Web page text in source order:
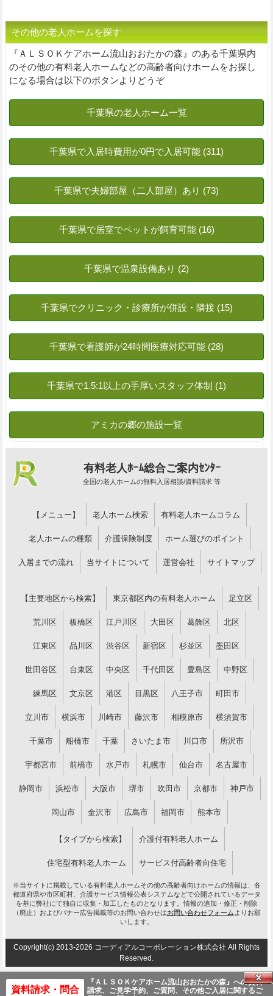
その他の老人ホームを探す
『ＡＬＳＯＫケアホーム流山おおたかの森』のある千葉県内
のその他の有料老人ホームなどの高齢者向けホームをお探し
になる場合は以下のボタンよりどうぞ
有料老人ﾎｰﾑ総合ご案内ｾﾝﾀｰ
全国の老人ホームの無料入居相談/資料請求 等
【メニュー】 老人ホーム検索 有料老人ホームコラム
老人ホームの種類 介護保険制度 ホーム選びのポイント
入居までの流れ 当サイトについて 運営会社 サイトマップ
【主要地区から検索】 東京都区内の有料老人ホーム 足立区
荒川区 板橋区 江戸川区 大田区 葛飾区 北区
江東区 品川区 渋谷区 新宿区 杉並区 墨田区
世田谷区 台東区 中央区 千代田区 豊島区 中野区
練馬区 文京区 港区 目黒区 八王子市 町田市
立川市 横浜市 川崎市 藤沢市 相模原市 横須賀市
千葉市 船橋市 千葉 さいたま市 川口市 所沢市
宇都宮市 前橋市 水戸市 札幌市 仙台市 名古屋市
静岡市 浜松市 大阪市 堺市 吹田市 京都市 神戸市
岡山市 金沢市 広島市 福岡市 熊本市
【タイプから検索】 介護付有料老人ホーム
住宅型有料老人ホーム サービス付高齢者向住宅
※当サイトに掲載している有料老人ホームその他の高齢者向けホームの情報は、各
都道府県や市区町村、介護サービス情報公表システムなどで公開されているデータ
を基に弊社にて独自に収集・加工したものとなります。情報の追加・修正・削除
（廃止）およびバナー広告掲載等のお問い合わせはお問い合わせフォーム よりお願
いします。
Copyright(c) 2013-2026 コーディアルコーポレーション株式会社 All Rights
Reserved.
資料請求・問合
『ＡＬＳＯＫケアホーム流山おおたかの森』への資料
請求、ご見学予約、ご質問、その他ご入居に関するご